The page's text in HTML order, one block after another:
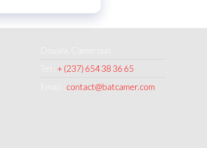
Douala, Cameroun
Tel : + (237) 654 38 36 65
Email : contact@batcamer.com